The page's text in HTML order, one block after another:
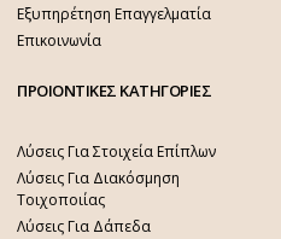
Εξυπηρέτηση Επαγγελματία
Επικοινωνία
ΠΡΟΙΟΝΤΙΚΕΣ ΚΑΤΗΓΟΡΙΕΣ
Λύσεις Για Στοιχεία Επίπλων
Λύσεις Για Διακόσμηση
Τοιχοποιίας
Λύσεις Για Δάπεδα